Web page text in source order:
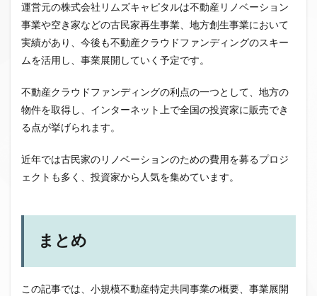
運営元の株式会社リムズキャピタルは不動産リノベーション
事業や空き家などの古民家再生事業、地方創生事業において
実績があり、今後も不動産クラウドファンディングのスキー
ムを活用し、事業展開していく予定です。
不動産クラウドファンディングの利点の一つとして、地方の
物件を取得し、インターネット上で全国の投資家に販売でき
る点が挙げられます。
近年では古民家のリノベーションのための費用を募るプロジ
ェクトも多く、投資家から人気を集めています。
まとめ
この記事では、小規模不動産特定共同事業の概要、事業展開